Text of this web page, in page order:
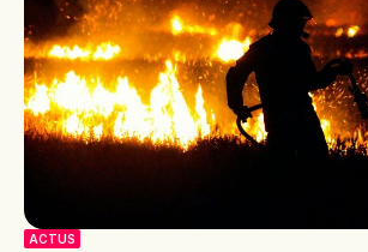
ACTUS